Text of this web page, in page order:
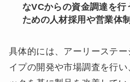
なVCからの資金調達を行
ための人材採用や営業体
具体的には、アーリーステ
イプの開発や市場調査を行